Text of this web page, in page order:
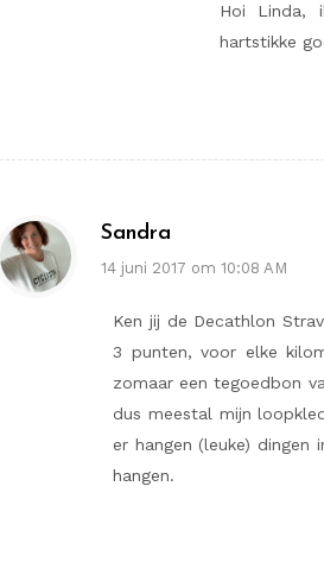
Hoi Linda,
hartstikke
Sandra
14 juni 2017 om 10:08 AM
Ken jij de Decathlon
3 punten, voor elke
zomaar een tegoedbon
dus meestal mijn
er hangen (leuke)
hangen.